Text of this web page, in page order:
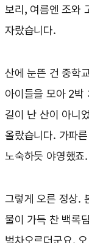
보리, 여름엔 조와
자랐습니다.
산에 눈뜬 건 중학
아이들을 모아 2박
길이 난 산이 아니
올랐습니다. 가파
노숙하듯 야영했죠.
그렇게 오른 정상.
물이 가득 찬 백록